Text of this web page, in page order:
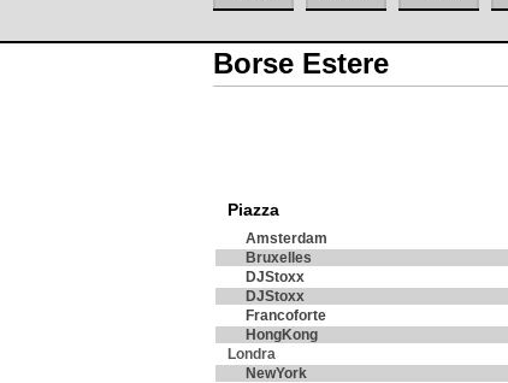
Borse Estere
Piazza
Amsterdam
Bruxelles
DJStoxx
DJStoxx
Francoforte
HongKong
Londra
NewYork